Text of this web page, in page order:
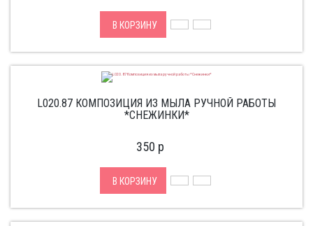
В КОРЗИНУ
L020.87 КОМПОЗИЦИЯ ИЗ МЫЛА РУЧНОЙ РАБОТЫ
*СНЕЖИНКИ*
350 p
В КОРЗИНУ